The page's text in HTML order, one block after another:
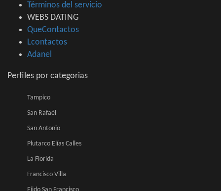
Términos del servicio
WEBS DATING
QueContactos
Lcontactos
Adanel
Perfiles por categorias
Tampico
San Rafaél
San Antonio
Plutarco Elías Calles
La Florida
Francisco Villa